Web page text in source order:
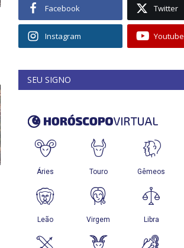
Facebook Twitter
Instagram Youtube
SEU SIGNO